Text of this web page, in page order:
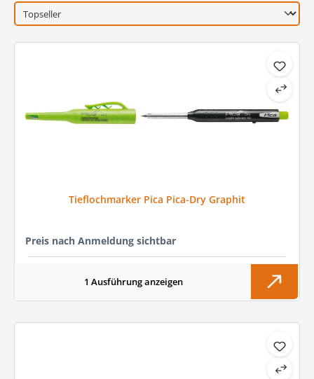
Tieflochmarker Pica Pica-Dry Graphit
Preis nach Anmeldung sichtbar
1 Ausführung anzeigen